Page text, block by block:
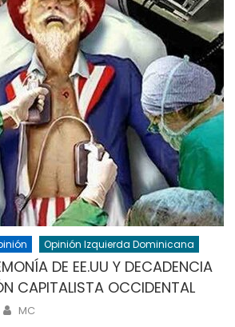
Opinión Izquierda Dominicana
DE EE.UU Y DECADENCIA
CAPITALISTA OCCIDENTAL
Author
MC